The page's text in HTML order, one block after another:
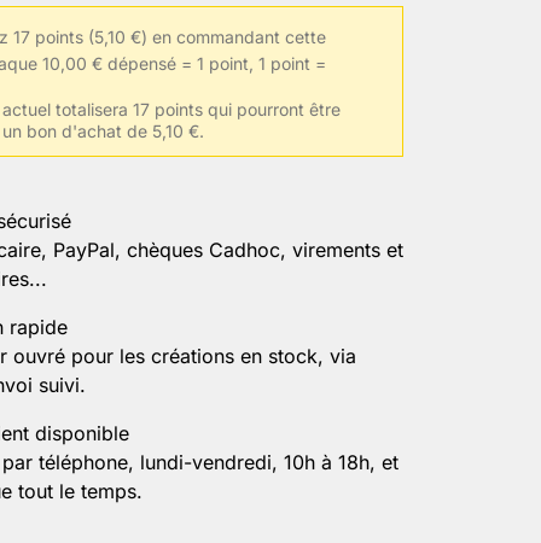
17 points (5,10 €) en commandant cette
10,00 € dépensé = 1 point, 1 point =
totalisera 17 points qui pourront être
bon d'achat de 5,10 €.
PayPal, chèques Cadhoc, virements et
rapide
ouvré pour les créations en stock, via
suivi.
disponible
téléphone, lundi-vendredi, 10h à 18h, et
tout le temps.